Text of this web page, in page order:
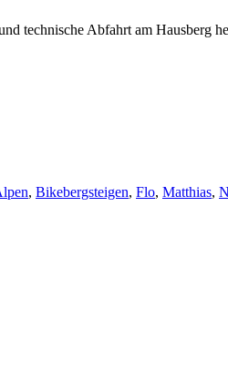
technische Abfahrt am Hausberg
, Bikebergsteigen, Flo, Matthias,